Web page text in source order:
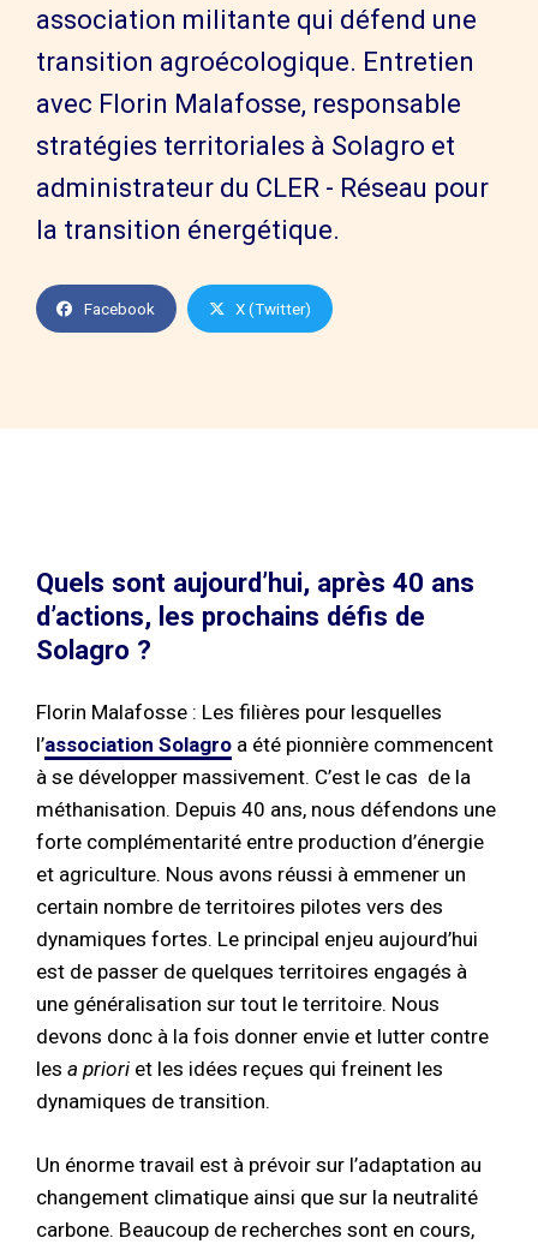
association militante qui défend une
transition agroécologique. Entretien
avec Florin Malafosse, responsable
stratégies territoriales à Solagro et
administrateur du CLER - Réseau pour
la transition énergétique.
Facebook X (Twitter)
Quels sont aujourd’hui, après 40 ans
d’actions, les prochains défis de
Solagro ?
Florin Malafosse : Les filières pour lesquelles
l’association Solagro a été pionnière commencent
à se développer massivement. C’est le cas de la
méthanisation. Depuis 40 ans, nous défendons une
forte complémentarité entre production d’énergie
et agriculture. Nous avons réussi à emmener un
certain nombre de territoires pilotes vers des
dynamiques fortes. Le principal enjeu aujourd’hui
est de passer de quelques territoires engagés à
une généralisation sur tout le territoire. Nous
devons donc à la fois donner envie et lutter contre
les a priori et les idées reçues qui freinent les
dynamiques de transition.
Un énorme travail est à prévoir sur l’adaptation au
changement climatique ainsi que sur la neutralité
carbone. Beaucoup de recherches sont en cours,